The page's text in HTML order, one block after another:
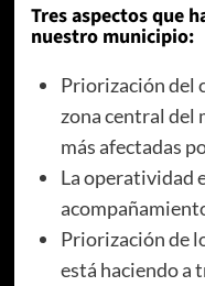
Tres aspectos que
nuestro municipio:
Priorización del
zona central del
más afectadas
La operatividad
Priorización de
está haciendo a